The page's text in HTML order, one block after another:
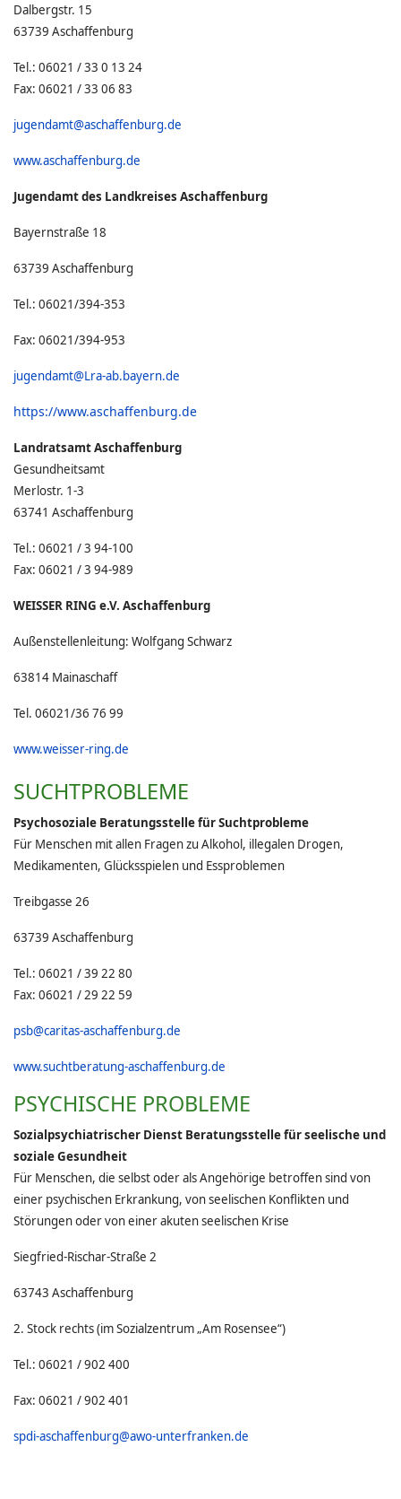
Dalbergstr. 15
63739 Aschaffenburg
Tel.: 06021 / 33 0 13 24
Fax: 06021 / 33 06 83
jugendamt@aschaffenburg.de
www.aschaffenburg.de
Jugendamt des Landkreises Aschaffenburg
Bayernstraße 18
63739 Aschaffenburg
Tel.: 06021/394-353
Fax: 06021/394-953
jugendamt@Lra-ab.bayern.de
https://www.aschaffenburg.de
Landratsamt Aschaffenburg
Gesundheitsamt
Merlostr. 1-3
63741 Aschaffenburg
Tel.: 06021 / 3 94-100
Fax: 06021 / 3 94-989
WEISSER RING e.V. Aschaffenburg
Außenstellenleitung: Wolfgang Schwarz
63814 Mainaschaff
Tel. 06021/36 76 99
www.weisser-ring.de
SUCHTPROBLEME
Psychosoziale Beratungsstelle für Suchtprobleme
Für Menschen mit allen Fragen zu Alkohol, illegalen Drogen,
Medikamenten, Glücksspielen und Essproblemen
Treibgasse 26
63739 Aschaffenburg
Tel.: 06021 / 39 22 80
Fax: 06021 / 29 22 59
psb@caritas-aschaffenburg.de
www.suchtberatung-aschaffenburg.de
PSYCHISCHE PROBLEME
Sozialpsychiatrischer Dienst Beratungsstelle für seelische und
soziale Gesundheit
Für Menschen, die selbst oder als Angehörige betroffen sind von
einer psychischen Erkrankung, von seelischen Konflikten und
Störungen oder von einer akuten seelischen Krise
Siegfried-Rischar-Straße 2
63743 Aschaffenburg
2. Stock rechts (im Sozialzentrum „Am Rosensee“)
Tel.: 06021 / 902 400
Fax: 06021 / 902 401
spdi-aschaffenburg@awo-unterfranken.de